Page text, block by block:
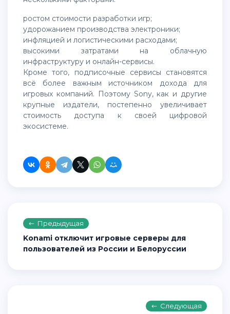
ростом стоимости разработки игр;
удорожанием производства электроники;
инфляцией и логистическими расходами;
высокими затратами на облачную
инфраструктуру и онлайн-сервисы.
Кроме того, подписочные сервисы становятся
всё более важным источником дохода для
игровых компаний. Поэтому Sony, как и другие
крупные издатели, постепенно увеличивает
стоимость доступа к своей цифровой
экосистеме.
Предыдущая
Konami отключит игровые серверы для
пользователей из России и Белоруссии
Следующая